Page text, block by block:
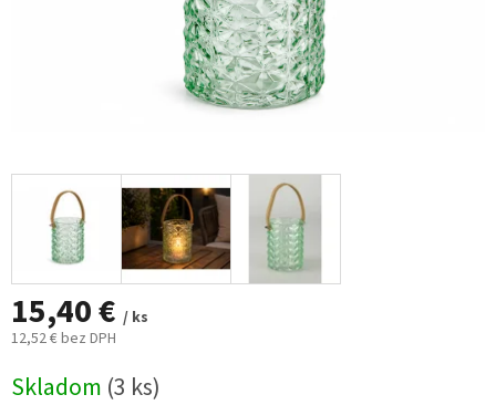
15,40 € / ks
12,52 € bez DPH
cena:
Skladom (3 ks)